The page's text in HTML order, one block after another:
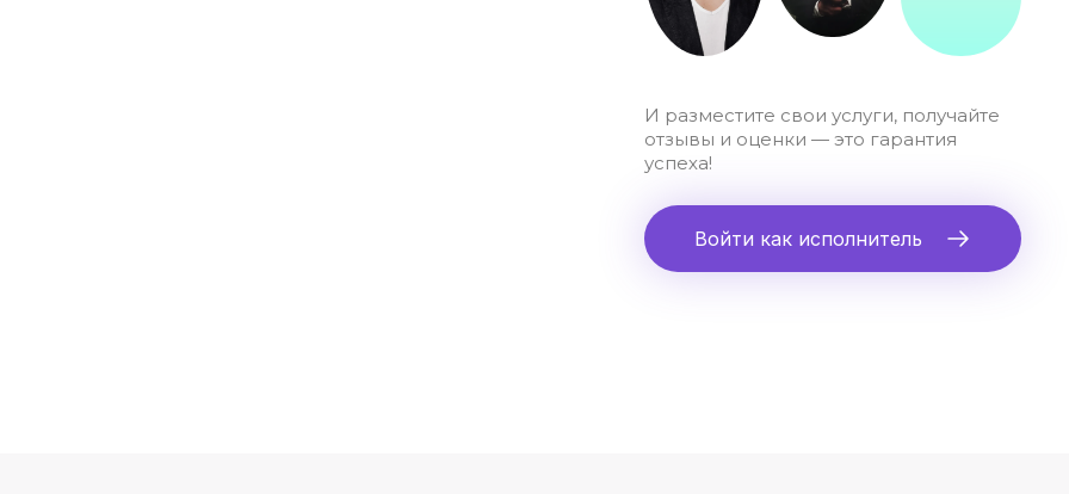
И разместите свои услуги, получайте
отзывы и оценки — это гарантия
успеха!
Войти как исполнитель